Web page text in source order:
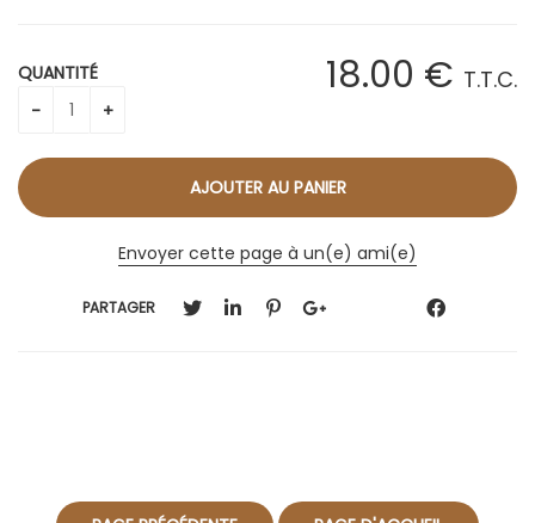
18.00 € T.T.C.
QUANTITÉ
Envoyer cette page à un(e) ami(e)
PARTAGER